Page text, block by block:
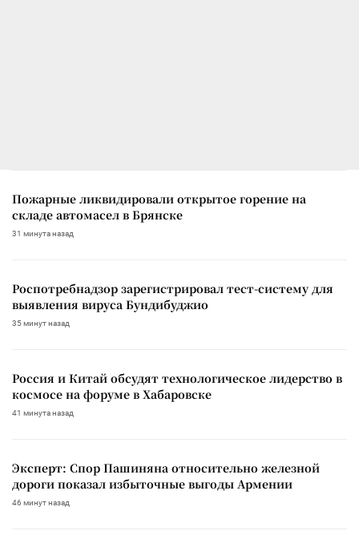
Пожарные ликвидировали открытое горение на
складе автомасел в Брянске
31 минута назад
Роспотребнадзор зарегистрировал тест-систему для
выявления вируса Бундибуджио
35 минут назад
Россия и Китай обсудят технологическое лидерство в
космосе на форуме в Хабаровске
41 минута назад
Эксперт: Спор Пашиняна относительно железной
дороги показал избыточные выгоды Армении
46 минут назад